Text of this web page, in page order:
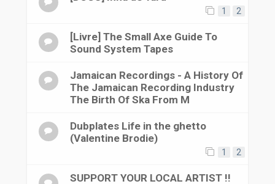
1 2
[Livre] The Small Axe Guide To
Sound System Tapes
Jamaican Recordings - A History Of
The Jamaican Recording Industry
The Birth Of Ska From M
Dubplates Life in the ghetto
(Valentine Brodie)
1 2
SUPPORT YOUR LOCAL ARTIST !!